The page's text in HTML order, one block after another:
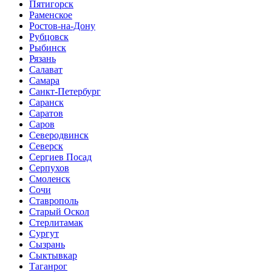
Пятигорск
Раменское
Ростов-на-Дону
Рубцовск
Рыбинск
Рязань
Салават
Самара
Санкт-Петербург
Саранск
Саратов
Саров
Северодвинск
Северск
Сергиев Посад
Серпухов
Смоленск
Сочи
Ставрополь
Старый Оскол
Стерлитамак
Сургут
Сызрань
Сыктывкар
Таганрог